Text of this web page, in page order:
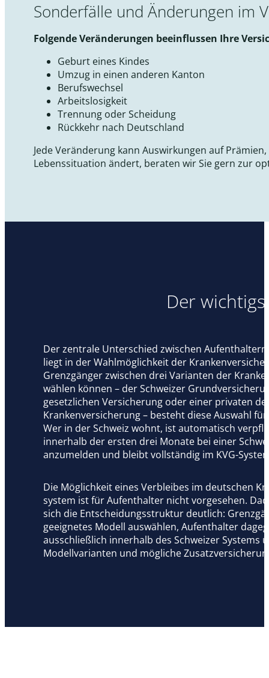
Sonderfälle und Änderungen im
Folgende Veränderungen beeinflussen Ihre
Geburt eines Kindes
Umzug in einen anderen Kanton
Berufswechsel
Arbeitslosigkeit
Trennung oder Scheidung
Rückkehr nach Deutschland
Jede Veränderung kann Auswirkungen auf
Lebenssituation ändert, beraten wir Sie gern zur
Der
Der zentrale Unterschied zwischen
liegt in der Wahlmöglichkeit der
Grenzgänger zwischen drei Varianten der
wählen können – der Schweizer
gesetzlichen Versicherung oder einer privaten
Krankenversicherung – besteht diese Auswahl
Wer in der Schweiz wohnt, ist automatisch
innerhalb der ersten drei Monate bei einer
anzumelden und bleibt vollständig im KVG-
Die Möglichkeit eines Verbleibes im deutschen
system ist für Aufenthalter nicht vorgesehen.
sich die Entscheidungsstruktur deutlich:
geeignetes Modell auswählen, Aufenthalter
ausschließlich innerhalb des Schweizer Systems
Modellvarianten und mögliche